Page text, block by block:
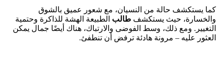
كما يستكشف حالة من النسيان، مع شعور عميق بالشوق
والخسارة، حيث يستكشف طالب الطبيعة الهشة للذاكرة وحتمية
التغيير. ومع ذلك، وسط الفوضى والارتباك، هناك أيضًا جمال يمكن
العثور عليه – مرونة هادئة ترفض أن تنطفئ.